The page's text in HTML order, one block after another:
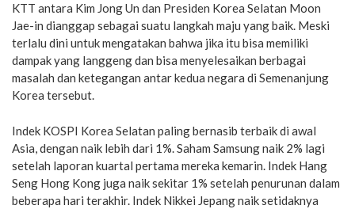
KTT antara Kim Jong Un dan Presiden Korea Selatan Moon
Jae-in dianggap sebagai suatu langkah maju yang baik. Meski
terlalu dini untuk mengatakan bahwa jika itu bisa memiliki
dampak yang langgeng dan bisa menyelesaikan berbagai
masalah dan ketegangan antar kedua negara di Semenanjung
Korea tersebut.
Indek KOSPI Korea Selatan paling bernasib terbaik di awal
Asia, dengan naik lebih dari 1%. Saham Samsung naik 2% lagi
setelah laporan kuartal pertama mereka kemarin. Indek Hang
Seng Hong Kong juga naik sekitar 1% setelah penurunan dalam
beberapa hari terakhir. Indek Nikkei Jepang naik setidaknya